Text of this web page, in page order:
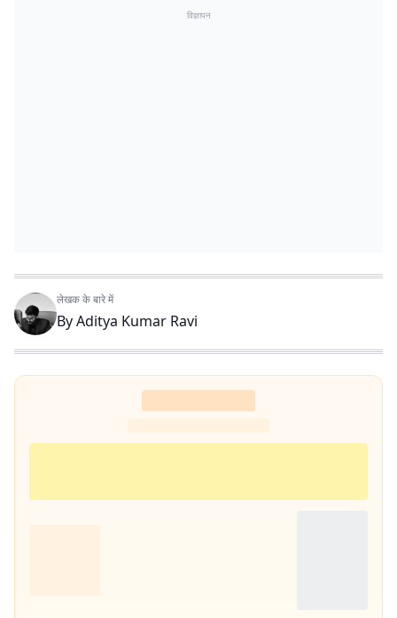
विज्ञापन
लेखक के बारे में
ByAditya Kumar Ravi